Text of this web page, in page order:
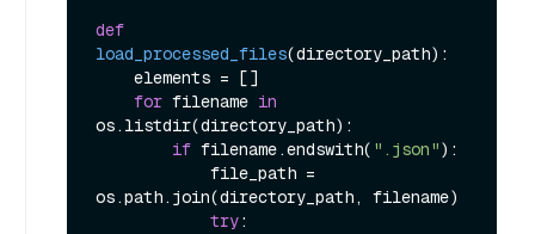
def
load_processed_files(directory_path):
for filename in
os.listdir(directory_path):
if filename.endswith( ".json"):
os.path.join(directory_path, filename)
try: